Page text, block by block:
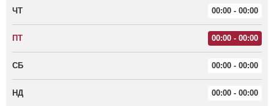
ЧТ 00:00 - 00:00
ПТ 00:00 - 00:00
СБ 00:00 - 00:00
НД 00:00 - 00:00